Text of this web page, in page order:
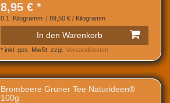
8,95 € *
0.1 Kilogramm | 89,50 € / Kilogramm
In den Warenkorb
* inkl. ges. MwSt. zzgl. Versandkosten
Brombeere Grüner Tee Naturideen®
100g